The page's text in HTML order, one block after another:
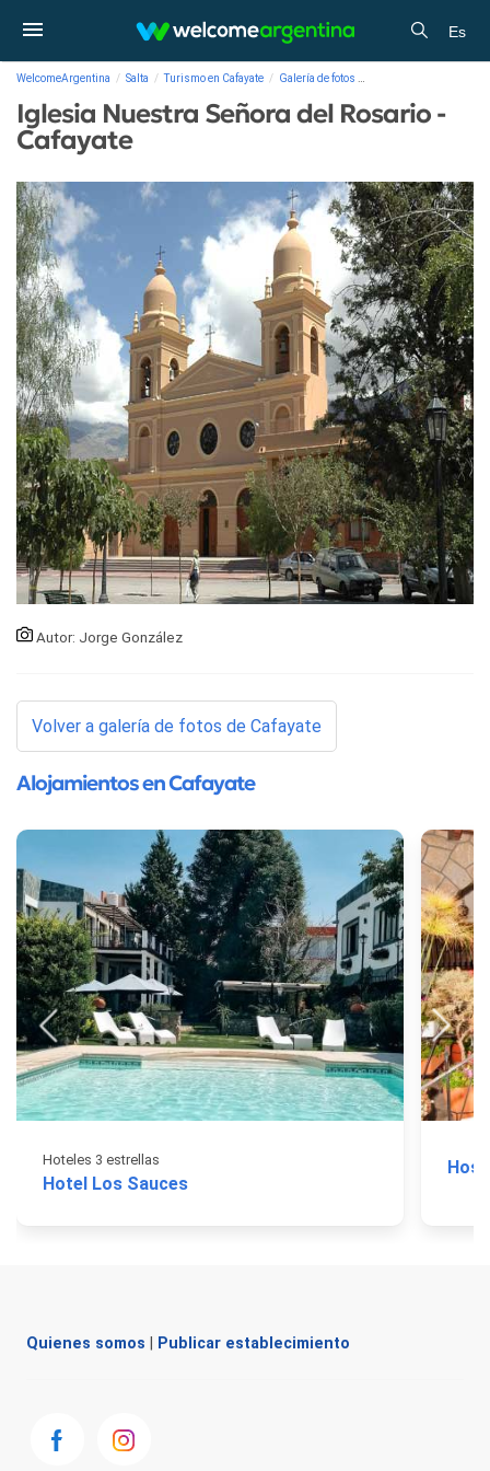
Es
WelcomeArgentina Salta Turismo en Cafayate Galería de fotos
Iglesia Nuestra Señora del Rosario -
Cafayate
Autor: Jorge González
Volver a galería de fotos de Cafayate
Alojamientos en Cafayate
Hoteles 3 estrellas
Hotel Los Sauces
Quienes somos Publicar establecimiento